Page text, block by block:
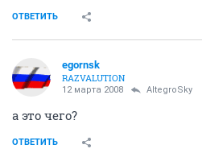
ОТВЕТИТЬ
egornsk
RAZVALUTION
12 марта 2008 AltegroSky
а это чего?
ОТВЕТИТЬ